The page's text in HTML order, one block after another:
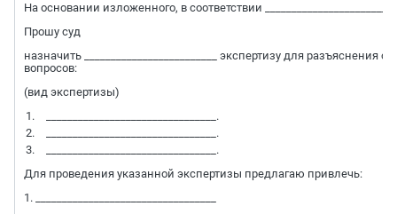
На основании изложенного, в соответствии
Прошу суд
назначить _________________________ экспертизу для разъяснения
вопросов:
(вид экспертизы)
________________________________.
________________________________.
________________________________.
Для проведения указанной экспертизы предлагаю привлечь:
1. __________________________________